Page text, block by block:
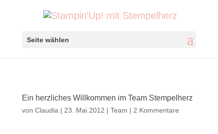
Seite wählen
Ein herzliches Willkommen im Team Stempelherz
von Claudia | 23. Mai 2012 | Team | 2 Kommentare